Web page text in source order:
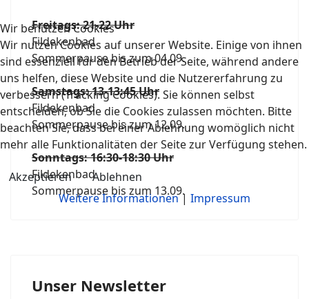
Freitags: 21-22 Uhr
Fildekenbad
Sommerpause bis zum 04.09.
Samstags: 13-13:45 Uhr
Fildekenbad
Sommerpause bis zum 12.09.
Sonntags: 16:30-18:30 Uhr
Fildekenbad
Sommerpause bis zum 13.09.
Unser Newsletter
Wir benutzen Cookies
Wir nutzen Cookies auf unserer Website. Einige von ihnen
sind essenziell für den Betrieb der Seite, während andere
uns helfen, diese Website und die Nutzererfahrung zu
verbessern (Tracking Cookies). Sie können selbst
entscheiden, ob Sie die Cookies zulassen möchten. Bitte
beachten Sie, dass bei einer Ablehnung womöglich nicht
mehr alle Funktionalitäten der Seite zur Verfügung stehen.
Akzeptieren
Ablehnen
Weitere Informationen| Impressum